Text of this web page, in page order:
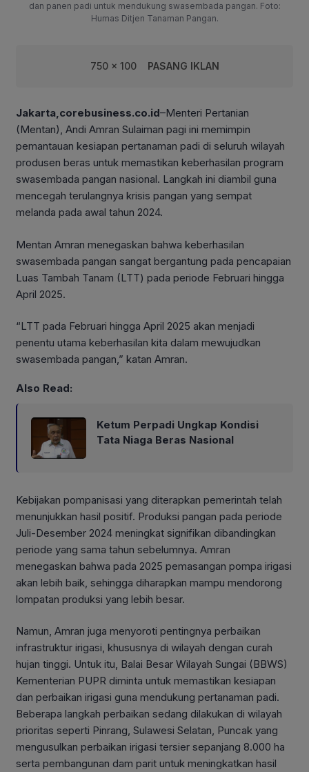
dan panen padi untuk mendukung swasembada pangan. Foto:
Humas Ditjen Tanaman Pangan.
750 x 100 PASANG IKLAN
Jakarta,corebusiness.co.id–Menteri Pertanian
(Mentan), Andi Amran Sulaiman pagi ini memimpin
pemantauan kesiapan pertanaman padi di seluruh wilayah
produsen beras untuk memastikan keberhasilan program
swasembada pangan nasional. Langkah ini diambil guna
mencegah terulangnya krisis pangan yang sempat
melanda pada awal tahun 2024.
Mentan Amran menegaskan bahwa keberhasilan
swasembada pangan sangat bergantung pada pencapaian
Luas Tambah Tanam (LTT) pada periode Februari hingga
April 2025.
“LTT pada Februari hingga April 2025 akan menjadi
penentu utama keberhasilan kita dalam mewujudkan
swasembada pangan,” katan Amran.
Also Read:
Ketum Perpadi Ungkap Kondisi
Tata Niaga Beras Nasional
Kebijakan pompanisasi yang diterapkan pemerintah telah
menunjukkan hasil positif. Produksi pangan pada periode
Juli-Desember 2024 meningkat signifikan dibandingkan
periode yang sama tahun sebelumnya. Amran
menegaskan bahwa pada 2025 pemasangan pompa irigasi
akan lebih baik, sehingga diharapkan mampu mendorong
lompatan produksi yang lebih besar.
Namun, Amran juga menyoroti pentingnya perbaikan
infrastruktur irigasi, khususnya di wilayah dengan curah
hujan tinggi. Untuk itu, Balai Besar Wilayah Sungai (BBWS)
Kementerian PUPR diminta untuk memastikan kesiapan
dan perbaikan irigasi guna mendukung pertanaman padi.
Beberapa langkah perbaikan sedang dilakukan di wilayah
prioritas seperti Pinrang, Sulawesi Selatan, Puncak yang
mengusulkan perbaikan irigasi tersier sepanjang 8.000 ha
serta pembangunan dam parit untuk meningkatkan hasil